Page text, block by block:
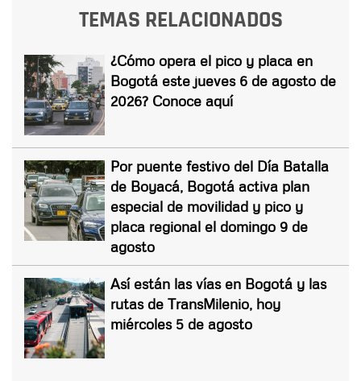
TEMAS RELACIONADOS
¿Cómo opera el pico y placa en
Bogotá este jueves 6 de agosto de
2026? Conoce aquí
Por puente festivo del Día Batalla
de Boyacá, Bogotá activa plan
especial de movilidad y pico y
placa regional el domingo 9 de
agosto
Así están las vías en Bogotá y las
rutas de TransMilenio, hoy
miércoles 5 de agosto